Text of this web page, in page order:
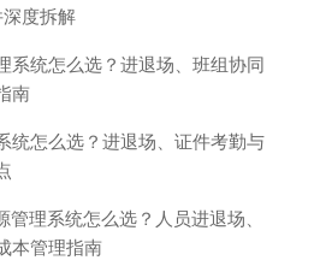
度拆解
系统怎么选？进退场、班组协同
南
统怎么选？进退场、证件考勤与
管理系统怎么选？人员进退场、
本管理指南